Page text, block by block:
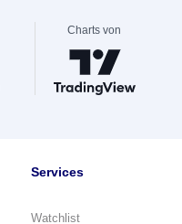
Charts von
Services
Watchlist